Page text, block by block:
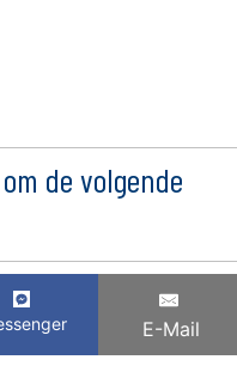
de volgende
E-Mail